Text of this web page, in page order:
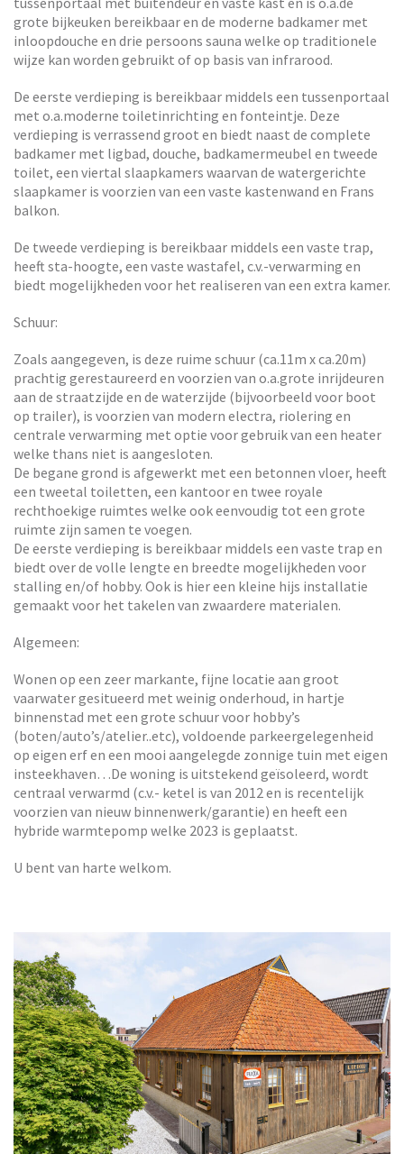
grote bijkeuken bereikbaar en de moderne badkamer met
inloopdouche en drie persoons sauna welke op traditionele
wijze kan worden gebruikt of op basis van infrarood.
De eerste verdieping is bereikbaar middels een tussenportaal
met o.a.moderne toiletinrichting en fonteintje. Deze
verdieping is verrassend groot en biedt naast de complete
badkamer met ligbad, douche, badkamermeubel en tweede
toilet, een viertal slaapkamers waarvan de watergerichte
slaapkamer is voorzien van een vaste kastenwand en Frans
balkon.
De tweede verdieping is bereikbaar middels een vaste trap,
heeft sta-hoogte, een vaste wastafel, c.v.-verwarming en
biedt mogelijkheden voor het realiseren van een extra kamer.
Schuur:
Zoals aangegeven, is deze ruime schuur (ca.11m x ca.20m)
prachtig gerestaureerd en voorzien van o.a.grote inrijdeuren
aan de straatzijde en de waterzijde (bijvoorbeeld voor boot
op trailer), is voorzien van modern electra, riolering en
centrale verwarming met optie voor gebruik van een heater
welke thans niet is aangesloten.
De begane grond is afgewerkt met een betonnen vloer, heeft
een tweetal toiletten, een kantoor en twee royale
rechthoekige ruimtes welke ook eenvoudig tot een grote
ruimte zijn samen te voegen.
De eerste verdieping is bereikbaar middels een vaste trap en
biedt over de volle lengte en breedte mogelijkheden voor
stalling en/of hobby. Ook is hier een kleine hijs installatie
gemaakt voor het takelen van zwaardere materialen.
Algemeen:
Wonen op een zeer markante, fijne locatie aan groot
vaarwater gesitueerd met weinig onderhoud, in hartje
binnenstad met een grote schuur voor hobby’s
(boten/auto’s/atelier..etc), voldoende parkeergelegenheid
op eigen erf en een mooi aangelegde zonnige tuin met eigen
insteekhaven…De woning is uitstekend geïsoleerd, wordt
centraal verwarmd (c.v.- ketel is van 2012 en is recentelijk
voorzien van nieuw binnenwerk/garantie) en heeft een
hybride warmtepomp welke 2023 is geplaatst.
U bent van harte welkom.